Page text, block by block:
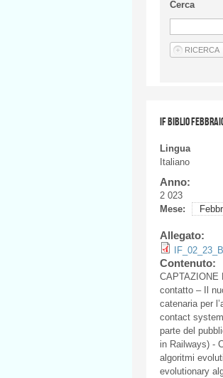
Cerca
IF BIBLIO
Lingua
Italiano
Anno:
2 023
Mese:
Allegato:
Contenuto:
CAPTAZIONE
contatto – Il
catenaria per
contact
parte del
in Railways) -
algoritmi
evolutionary